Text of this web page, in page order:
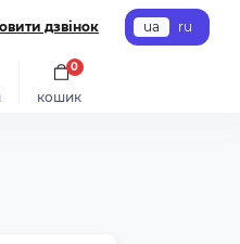
дзвінок ua ru
кошик
0